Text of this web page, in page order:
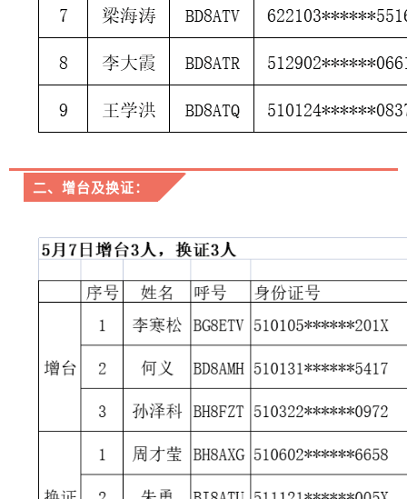
二、增台及换证：